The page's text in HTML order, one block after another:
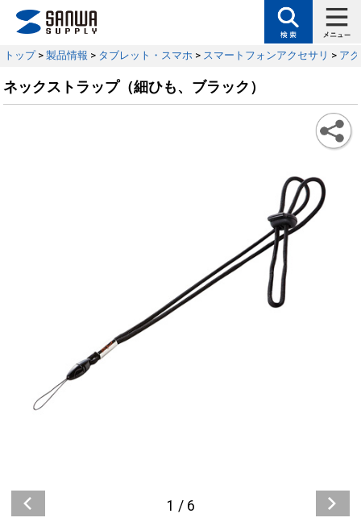
トップ> 製品情報 > タブレット・スマホ > スマートフォンアクセサリ > ア
ネックストラップ（細ひも、ブラック）
1 / 6